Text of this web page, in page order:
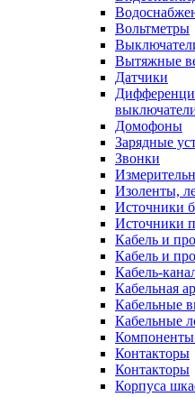
Вольтметры
Вытяжные
Датчики
Домофоны
Зарядные
Звонки
Изоленты,
Источники
Источники
Кабель и
Кабель и
Кабель-
Кабельная
Кабельные
Кабельные
Компоненты
Контакторы
Контакторы
Корпуса